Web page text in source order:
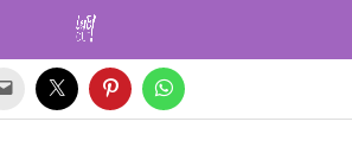
Sair da versão mobile